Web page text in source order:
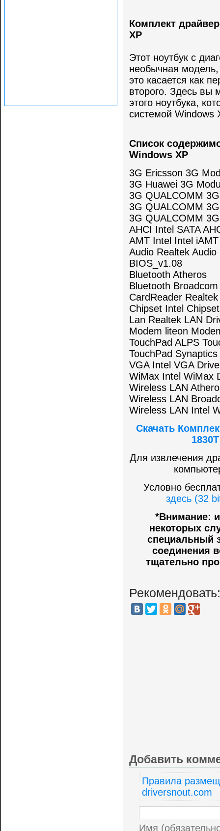
Комплект
XP
Этот ноутбук с
необычная
это касается как
второго. Здесь вы
этого ноутбука,
системой Windows
Список
Windows XP
3G Ericsson 3G
3G Huawei 3G
3G QUALCOMM
3G QUALCOMM
3G QUALCOMM
AHCI Intel SATA
AMT Intel Intel
Audio Realtek Audio
BIOS_v1.08
Bluetooth Atheros
Bluetooth
CardReader
Chipset Intel
Lan Realtek LAN
Modem liteon
TouchPad ALPS
TouchPad
VGA Intel VGA
WiMax Intel WiMax
Wireless LAN
Wireless LAN
Wireless LAN Intel
Скачать
Для извлечения
Условно
здесь (32
*Внимание:
некоторых
специальный
соединения
тщательно
Добавить
Правила
driversnout.com
Имя